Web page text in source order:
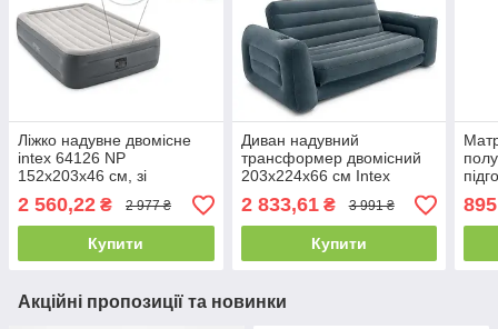
Ліжко надувне двомісне
intex 64126 NP
152х203х46 см, зі
вбудованим електричним
насосом 220V
2 560,22 ₴ 2 977 ₴
Купити
Диван надувний
трансформер двомісний
203х224х66 см Intex
66552, велюровий,
двоспальний
2 833,61₴ 3 991 ₴
Купити
Акційні пропозиції та новинки